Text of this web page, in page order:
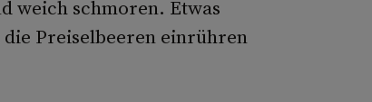
weich schmoren. Etwas
Preiselbeeren einrühren